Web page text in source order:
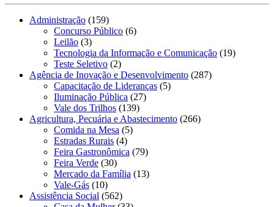
Administração (159)
Concurso Público (6)
Leilão (3)
Tecnologia da Informação e Comunicação (19)
Teste Seletivo (2)
Agência de Inovação e Desenvolvimento (287)
Capacitação de Lideranças (5)
Iluminação Pública (27)
Vale dos Trilhos (139)
Agricultura, Pecuária e Abastecimento (266)
Comida na Mesa (5)
Estradas Rurais (4)
Feira Gastronômica (79)
Feira Verde (30)
Mercado da Família (13)
Vale-Gás (10)
Assistência Social (562)